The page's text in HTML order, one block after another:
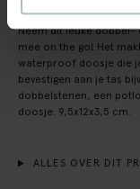
Neem dit leuke dobbel-
mee on the go! Het
waterproof doosje die
bevestigen aan je tas
dobbelstenen, een
doosje: 9,5x12x3,5 cm.
ALLES OVER DIT